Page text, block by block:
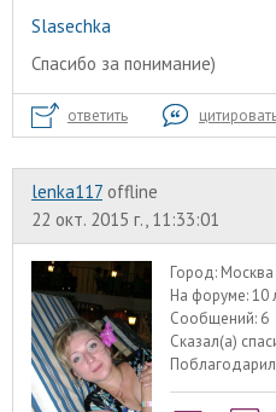
Slasechka
Спасибо за понимание)
ответить
lenka117 offline
22 окт. 2015 г., 11:33:01
Город: Москва
На форуме:10
Сообщений: 6
Сказал(а)